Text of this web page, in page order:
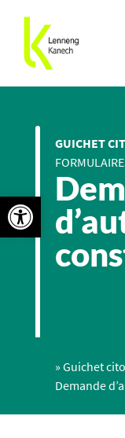
GUICHET
» Guichet
Demande
Ouvrir la barre d’outils